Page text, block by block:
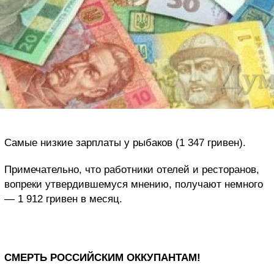
Самые низкие зарплаты у рыбаков (1 347 гривен).
Примечательно, что работники отелей и ресторанов,
вопреки утвердившемуся мнению, получают немного
— 1 912 гривен в месяц.
СМЕРТЬ РОССИЙСКИМ ОККУПАНТАМ!